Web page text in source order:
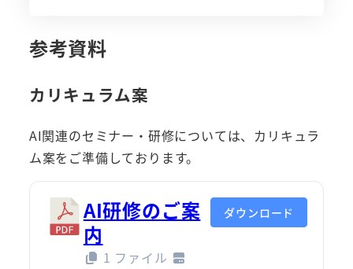
参考資料
カリキュラム案
AI関連のセミナー・研修については、カリキュラ
ム案をご準備しております。
AI研修のご案
内
1 ファイル
ダウンロード